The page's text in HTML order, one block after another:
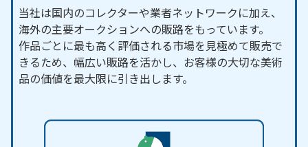
当社は国内のコレクターや業者ネットワークに加え、
海外の主要オークションへの販路をもっています。
作品ごとに最も高く評価される市場を見極めて販売で
きるため、幅広い販路を活かし、お客様の大切な美術
品の価値を最大限に引き出します。